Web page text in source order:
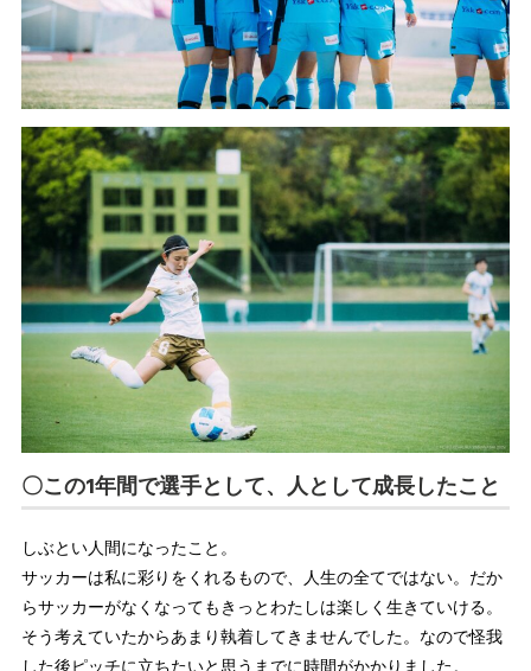
〇この1年間で選手として、人として成長したこと
しぶとい人間になったこと。
サッカーは私に彩りをくれるもので、人生の全てではない。だか
らサッカーがなくなってもきっとわたしは楽しく生きていける。
そう考えていたからあまり執着してきませんでした。なので怪我
した後ピッチに立ちたいと思うまでに時間がかかりました。